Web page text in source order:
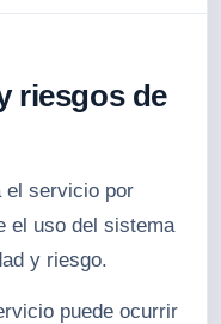
riesgos de
el servicio por
el uso del sistema
y riesgo.
puede ocurrir